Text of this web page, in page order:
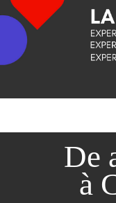
De
à